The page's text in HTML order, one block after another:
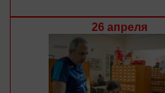
26 апреля